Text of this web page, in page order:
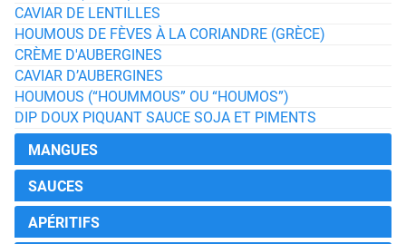
CAVIAR DE LENTILLES
HOUMOUS DE FÈVES À LA CORIANDRE (GRÈCE)
CRÈME D'AUBERGINES
CAVIAR D’AUBERGINES
HOUMOUS (“HOUMMOUS” OU “HOUMOS”)
DIP DOUX PIQUANT SAUCE SOJA ET PIMENTS
MANGUES
SAUCES
APÉRITIFS